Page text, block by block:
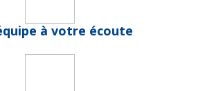
à votre écoute